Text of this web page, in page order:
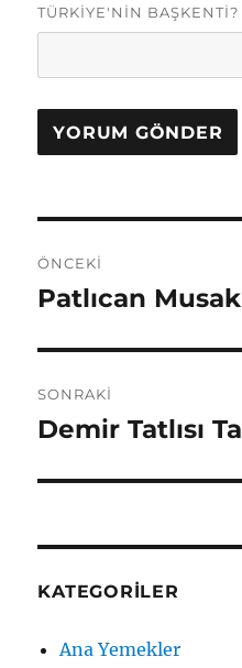
TÜRKIYE'NIN BAŞKENTI?
gezinmesi
ÖNCEKI
Önceki
Patlıcan
SONRAKI
Sonraki
Demir Tatlısı
KATEGORILER
Ana Yemekler